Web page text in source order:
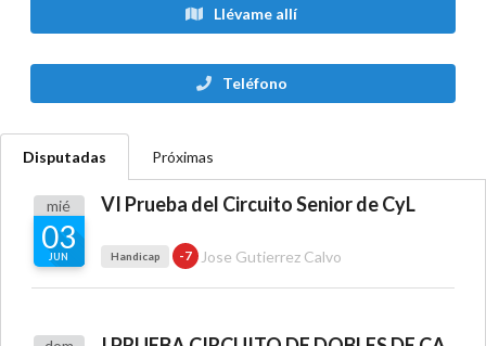
Llévame allí
Teléfono
Disputadas Próximas
mié
03
JUN
VI Prueba del Circuito Senior de CyL
Handicap -7 Jose Gutierrez Calvo